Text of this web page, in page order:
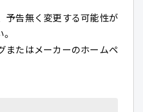
告無く変更する可能性が
またはメーカーのホームペ